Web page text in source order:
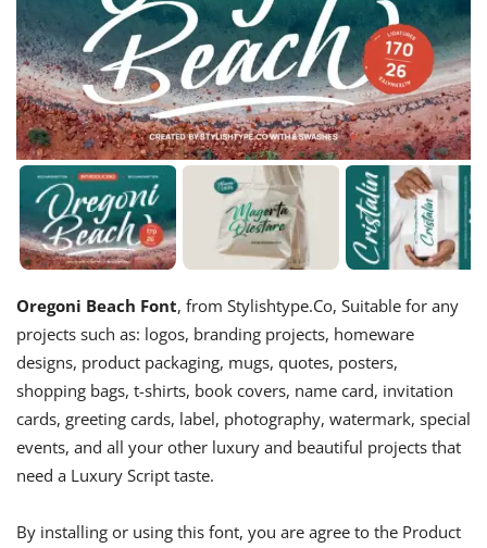
Oregoni Beach Font, from Stylishtype.Co, Suitable for any
projects such as: logos, branding projects, homeware
designs, product packaging, mugs, quotes, posters,
shopping bags, t-shirts, book covers, name card, invitation
cards, greeting cards, label, photography, watermark, special
events, and all your other luxury and beautiful projects that
need a Luxury Script taste.
By installing or using this font, you are agree to the Product